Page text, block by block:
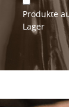
Produkte
Lager